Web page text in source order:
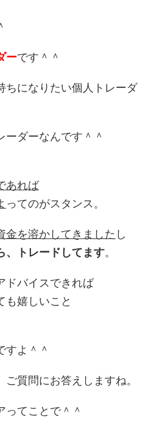
ーです＾＾
ちになりたい個人トレーダ
ーダーなんです＾＾
あれば
ってのがスタンス。
金を溶かしてきました し
、トレードしてます。
ドバイスできれば
も嬉しいこと
すよ＾＾
質問にお答えしますね。
ってことで＾＾